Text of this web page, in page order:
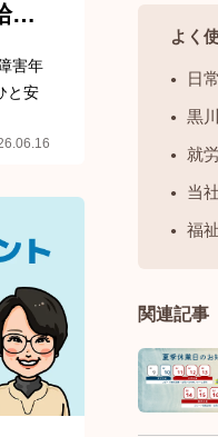
後
開
害年
と安
よく
日
黒
就
当
福
関連記事